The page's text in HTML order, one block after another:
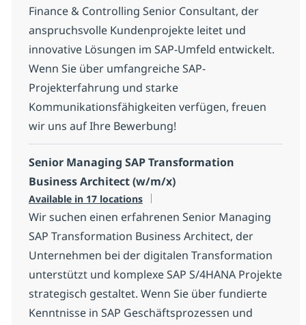
Finance & Controlling Senior Consultant, der
anspruchsvolle Kundenprojekte leitet und
innovative Lösungen im SAP-Umfeld entwickelt.
Wenn Sie über umfangreiche SAP-
Projekterfahrung und starke
Kommunikationsfähigkeiten verfügen, freuen
wir uns auf Ihre Bewerbung!
Senior Managing SAP Transformation
Business Architect (w/m/x)
Available in 17 locations
Wir suchen einen erfahrenen Senior Managing
SAP Transformation Business Architect, der
Unternehmen bei der digitalen Transformation
unterstützt und komplexe SAP S/4HANA Projekte
strategisch gestaltet. Wenn Sie über fundierte
Kenntnisse in SAP Geschäftsprozessen und